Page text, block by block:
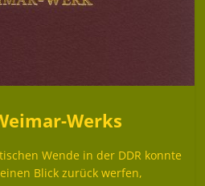
Werks
Wende in der DDR konnte
Blick zurück werfen,